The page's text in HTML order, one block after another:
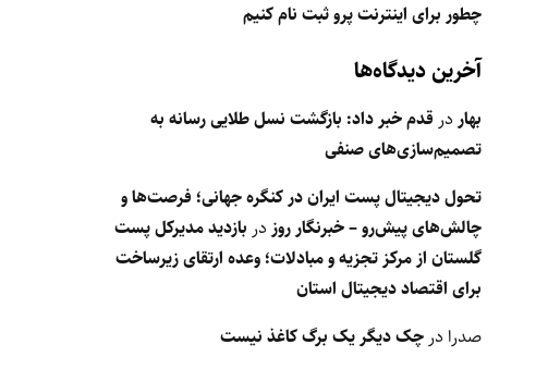
چطور برای اینترنت پرو ثبت نام کنیم
آخرین دیدگاه‌ها
بهاردر قدم خبر داد: بازگشت نسل طلایی رسانه به
تصمیم‌سازی‌های صنفی
تحول دیجیتال پست ایران در کنگره جهانی؛ فرصت‌ها و
چالش‌های پیش‌رو – خبرنگار روزدر بازدید مدیرکل پست
گلستان از مرکز تجزیه و مبادلات؛ وعده ارتقای زیرساخت
برای اقتصاد دیجیتال استان
صدرا در چک دیگر یک برگ کاغذ نیست